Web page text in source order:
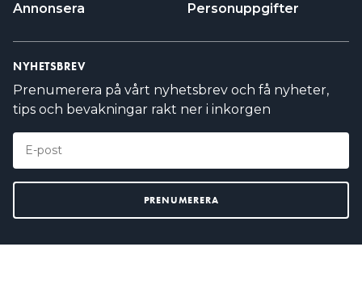
Annonsera Personuppgifter
NYHETSBREV
Prenumerera på vårt nyhetsbrev och få nyheter,
tips och bevakningar rakt ner i inkorgen